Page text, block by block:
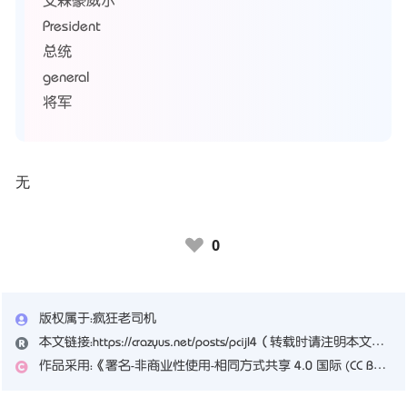
President
总统
general
将军
无
♥ 0
版权属于：疯狂老司机
本文链接：https://crazyus.net/posts/pcijl4 （转载时请注明本文出处及文章链接）
作品采用： 《署名-非商业性使用-相同方式共享 4.0 国际 (CC BY-NC-SA 4.0)